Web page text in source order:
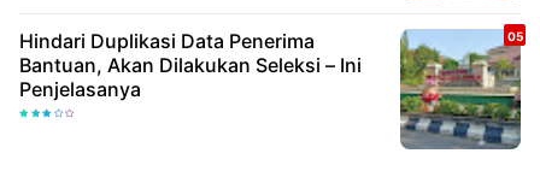
Hindari Duplikasi Data Penerima
Bantuan, Akan Dilakukan Seleksi – Ini
Penjelasanya